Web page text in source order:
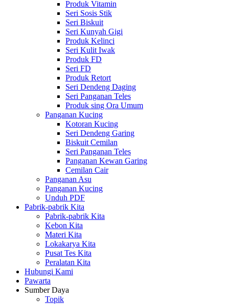
Produk Vitamin
Seri Sosis Stik
Seri Biskuit
Seri Kunyah Gigi
Produk Kelinci
Seri Kulit Iwak
Produk FD
Seri FD
Produk Retort
Seri Dendeng Daging
Seri Panganan Teles
Produk sing Ora Umum
Panganan Kucing
Kotoran Kucing
Seri Dendeng Garing
Biskuit Cemilan
Seri Panganan Teles
Panganan Kewan Garing
Cemilan Cair
Panganan Asu
Panganan Kucing
Unduh PDF
Pabrik-pabrik Kita
Pabrik-pabrik Kita
Kebon Kita
Materi Kita
Lokakarya Kita
Pusat Tes Kita
Peralatan Kita
Hubungi Kami
Pawarta
Sumber Daya
Topik